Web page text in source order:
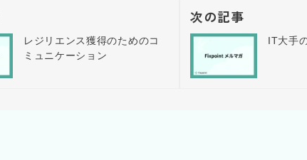
レジリエンス獲得のためのコ
ミュニケーション
次の記事
IT大手